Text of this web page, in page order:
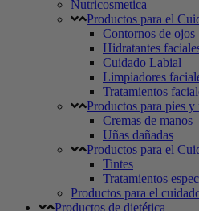
Nutricosmetica
Productos para el
Contornos de ojos
Hidratantes
Cuidado Labial
Limpiadores
Tratamientos
Productos para pies y
Cremas de manos
Uñas dañadas
Productos para el
Tintes
Tratamientos
Productos para el
Productos de dietética